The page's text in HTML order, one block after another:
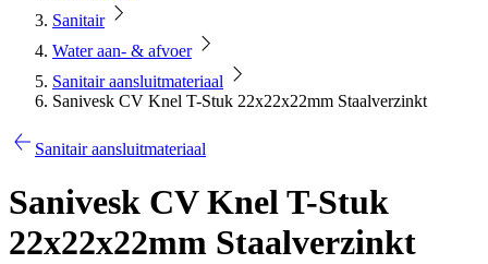
Sanitair
Water aan- & afvoer
Sanitair aansluitmateriaal
Sanivesk CV Knel T-Stuk 22x22x22mm Staalverzinkt
Sanitair aansluitmateriaal
Sanivesk CV Knel T-Stuk
22x22x22mm Staalverzinkt